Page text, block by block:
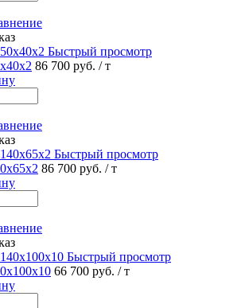
Быстрый просмотр
86 700 руб. / т
Быстрый просмотр
86 700 руб. / т
Быстрый просмотр
66 700 руб. / т